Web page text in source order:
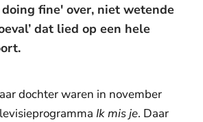
doing fine' over, niet wetende
dat lied op een hele
dochter waren in november
Ik mis je. Daar